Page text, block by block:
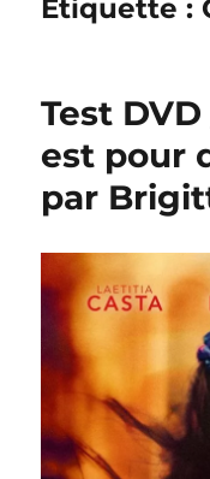
Étiquette :
Test
est pour
par